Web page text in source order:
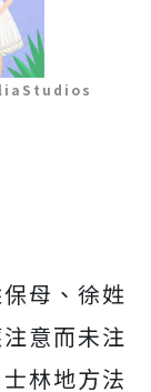
母、徐姓
意而未注
林地方法